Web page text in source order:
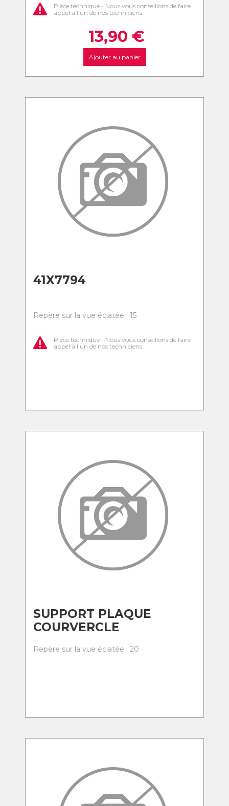
Pièce technique - Nous vous conseillons de faire
appel à l'un de nos techniciens
13,90 €
Ajouter au panier
41X7794
Repère sur la vue éclatée : 15
Pièce technique - Nous vous conseillons de faire
appel à l'un de nos techniciens
SUPPORT PLAQUE
COURVERCLE
Repère sur la vue éclatée : 20